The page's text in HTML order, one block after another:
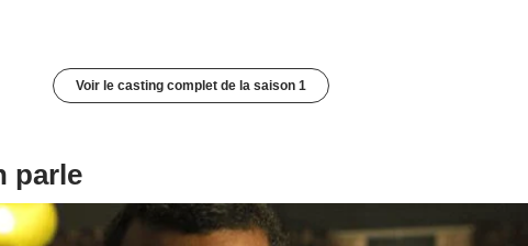
Voir le casting complet de la saison 1
parle